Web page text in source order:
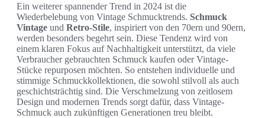
Ein weiterer spannender Trend in 2024 ist die
Wiederbelebung von Vintage Schmucktrends. Schmuck
Vintage und Retro-Stile, inspiriert von den 70ern und 90ern,
werden besonders begehrt sein. Diese Tendenz wird von
einem klaren Fokus auf Nachhaltigkeit unterstützt, da viele
Verbraucher gebrauchten Schmuck kaufen oder Vintage-
Stücke repurposen möchten. So entstehen individuelle und
stimmige Schmuckkollektionen, die sowohl stilvoll als auch
geschichtsträchtig sind. Die Verschmelzung von zeitlosem
Design und modernen Trends sorgt dafür, dass Vintage-
Schmuck auch zukünftigen Generationen treu bleibt.